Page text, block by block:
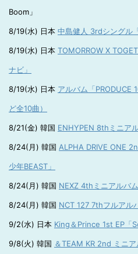
Boom」
8/19(水) 日本 中島健人 3rdシングル
8/19(水) 日本 TOMORROW X
ナビ」
8/19(水) 日本 アルバム「PRODUCE
ど全10曲）
8/21(金) 韓国 ENHYPEN 8thミニア
8/24(月) 韓国 ALPHA DRIVE ONE
少年BEAST」
8/24(月) 韓国 NEXZ 4thミニアルバム
8/24(月) 韓国 NCT 127 7thフルアル
9/2(水) 日本 King＆Prince 1st EP「
9/8(火) 韓国 ＆TEAM KR 2nd ミニ